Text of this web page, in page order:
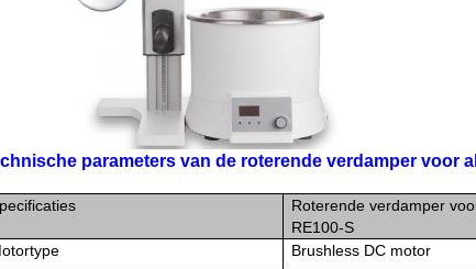
parameters van de roterende verdamper voor
Roterende verdamper
RE100-S
Brushless DC motor